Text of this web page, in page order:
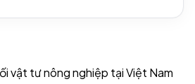
vật tư nông nghiệp tại Việt Nam